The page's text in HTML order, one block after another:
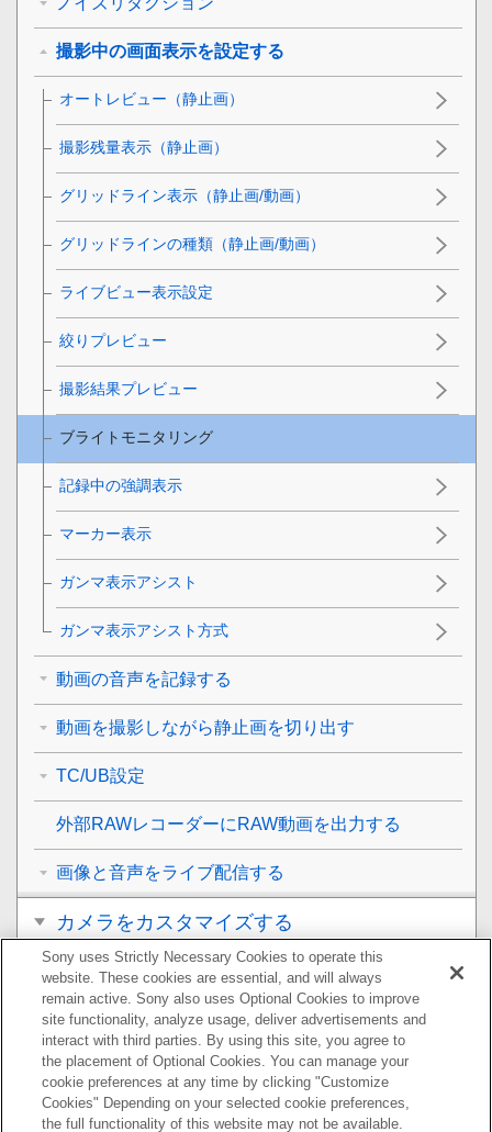
撮影中の画面表示を設定する
オートレビュー （静止画）
撮影残量表示 （静止画）
グリッドライン表示 （静止画/動画）
グリッドラインの種類 （静止画/動画）
ライブビュー表示設定
絞りプレビュー
撮影結果プレビュー
ブライトモニタリング
記録中の強調表示
マーカー表示
ガンマ表示アシスト
ガンマ表示アシスト方式
動画の音声を記録する
動画を撮影しながら静止画を切り出す
TC/UB設定
外部RAWレコーダーにRAW動画を出力する
画像と音声をライブ配信する
カメラをカスタマイズする
再生する
カメラの設定を変更する
スマートフォンでできること
パソコンでできること
Sony uses Strictly Necessary Cookies to operate this
website. These cookies are essential, and will always
remain active. Sony also uses Optional Cookies to improve
site functionality, analyze usage, deliver advertisements and
interact with third parties. By using this site, you agree to
the placement of Optional Cookies. You can manage your
cookie preferences at any time by clicking "Customize
Cookies" Depending on your selected cookie preferences,
the full functionality of this website may not be available.